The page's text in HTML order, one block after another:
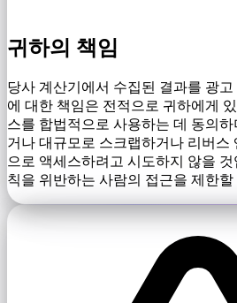
귀하의 책임
당사 계산기에서 수집된 결과를 광
에 대한 책임은 전적으로 귀하에게
스를 합법적으로 사용하는 데 동의
거나 대규모로 스크랩하거나 리버스
으로 액세스하려고 시도하지 않을
칙을 위반하는 사람의 접근을 제한